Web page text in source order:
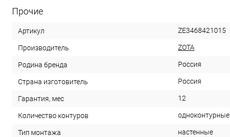
Прочие
Артикул ZE3468421015
Производитель ZOTA
Родина бренда Россия
Страна изготовитель Россия
Гарантия, мес 12
Количество контуров одноконтурные
Тип монтажа настенные